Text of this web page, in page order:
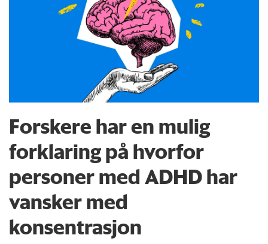
Forskere har en mulig
forklaring på hvorfor
personer med ADHD har
vansker med
konsentrasjon